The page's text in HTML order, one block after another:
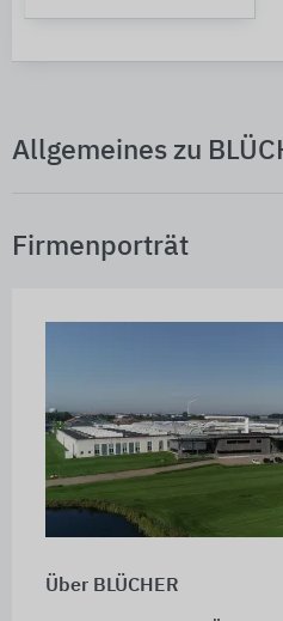
Allgemeines zu
Firmenporträt
Über BLÜCHER